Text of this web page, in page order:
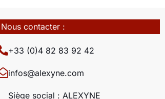
Nous contacter :
+33 (0)4 82 83 92 42
infos@alexyne.com
Siège social : ALEXYNE